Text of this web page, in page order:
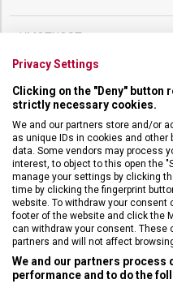
HMOTNOST
POČET FUNKCÍ
VELIKOST
MATERIÁL
BARVA
Privacy Settings
Clicking on the "Deny"
strictly necessary cookies.
We and our partners store and/or
as unique IDs in cookies and other
data. Some vendors may process
interest, to object to this open the
manage your settings by clicking
time by clicking the fingerprint
website. To withdraw your consent
footer of the website and click the
can withdraw your consent. These
partners and will not affect
We and our partners process
performance and to do the